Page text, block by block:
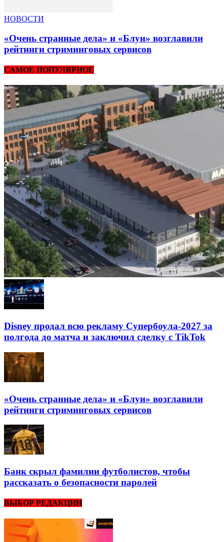
НОВОСТИ
«Очень странные дела» и «Блуи» возглавили
рейтинги стриминговых сервисов
САМОЕ ПОПУЛЯРНОЕ
Disney продал всю рекламу Супербоула-2027 за
полгода до матча и заключил сделку с TikTok
«Очень странные дела» и «Блуи» возглавили
рейтинги стриминговых сервисов
Банк скрыл фамилии футболистов, чтобы
рассказать о безопасности паролей
ВЫБОР РЕДАКЦИИ